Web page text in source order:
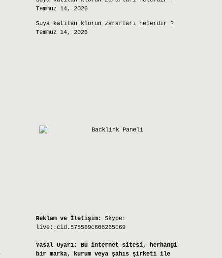
Temmuz 14, 2026
Suya katılan klorun zararları nelerdir ?
Temmuz 14, 2026
Reklam ve İletişim:
Skype:
live:.cid.575569c608265c69
Yasal Uyarı:
Bu internet sitesi, herhangi
bir marka, kurum veya şahıs şirketi ile